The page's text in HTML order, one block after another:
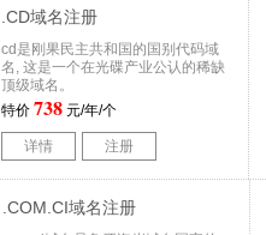
.CD域名注册
cd是刚果民主共和国的国别代码域
名, 这是一个在光碟产业公认的稀缺
顶级域名。
特价 738 元/年/个
详情 注册
.COM.CI域名注册